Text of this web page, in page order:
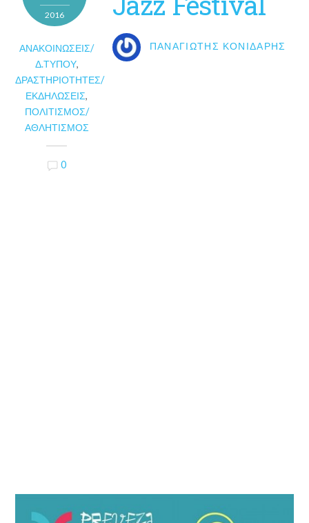
2016
ΑΝΑΚΟΙΝΏΣΕΙΣ/
Δ.ΤΎΠΟΥ,
ΔΡΑΣΤΗΡΙΌΤΗΤΕΣ/
ΕΚΔΗΛΏΣΕΙΣ,
ΠΟΛΙΤΙΣΜΌΣ/
ΑΘΛΗΤΙΣΜΌΣ
0
ΠΑΝΑΓΙΏΤΗΣ ΚΟΝΙΔΆΡΗΣ